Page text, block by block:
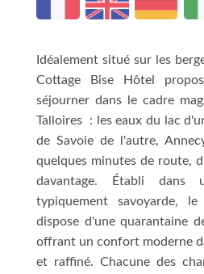
Idéalement situé sur les
Cottage Bise Hôtel
séjourner dans le cadre
Talloires : les eaux du lac
de Savoie de l'autre,
quelques minutes de route,
davantage. Établi dans
typiquement savoyarde,
dispose d'une quarantaine
offrant un confort moderne
et raffiné. Chacune des